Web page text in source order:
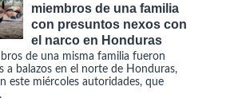
miembros de una familia
con presuntos nexos con
el narco en Honduras
de una misma familia fueron
a balazos en el norte de Honduras,
este miércoles autoridades, que